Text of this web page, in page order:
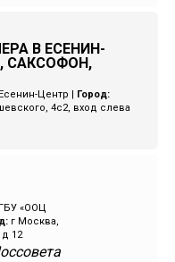
В ЕСЕНИН-
САКСОФОН,
Есенин-Центр
Город:
4с2, вход слева
ГБУ «ООЦ
г Москва,
12